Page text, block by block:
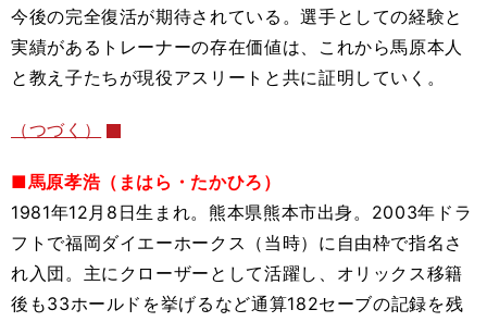
今後の完全復活が期待されている。選手としての経験と
実績があるトレーナーの存在価値は、これから馬原本人
と教え子たちが現役アスリートと共に証明していく。
（つづく）
■馬原孝浩（まはら・たかひろ）
1981年12月8日生まれ。熊本県熊本市出身。2003年ドラ
フトで福岡ダイエーホークス（当時）に自由枠で指名さ
れ入団。主にクローザーとして活躍し、オリックス移籍
後も33ホールドを挙げるなど通算182セーブの記録を残